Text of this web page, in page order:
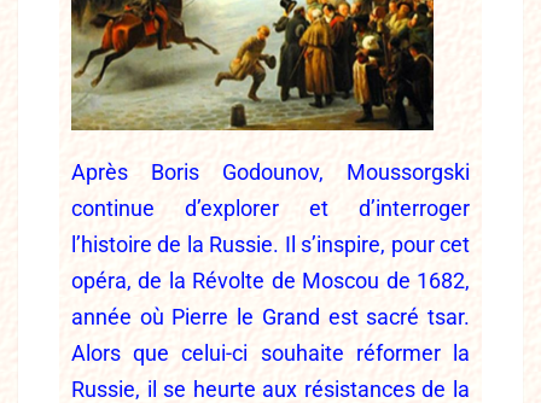
Après Boris Godounov, Moussorgski
continue d’explorer et d’interroger
l’histoire de la Russie. Il s’inspire, pour cet
opéra, de la Révolte de Moscou de 1682,
année où Pierre le Grand est sacré tsar.
Alors que celui-ci souhaite réformer la
Russie, il se heurte aux résistances de la